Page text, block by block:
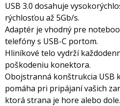
USB 3.0 dosahuje
rýchlosťou až 5Gb/s.
Adaptér je vhodný pre
telefóny s USB-C portom.
Hliníkové telo vydrží
poškodeniu konektora.
Obojstranná konštrukcia USB
pomáha pri pripájaní vašich
ktorá strana je hore alebo dole.